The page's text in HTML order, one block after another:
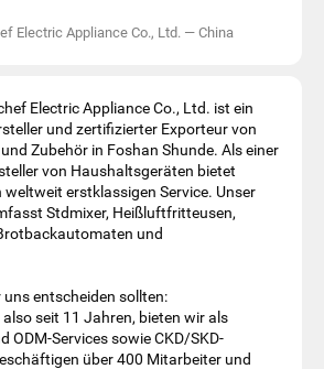
Electric Appliance Co., Ltd. — China
Electric Appliance Co., Ltd. ist ein
und zertifizierter Exporteur von
Zubehör in Foshan Shunde. Als einer
von Haushaltsgeräten bietet
weltweit erstklassigen Service. Unser
Stdmixer, Heißluftfritteusen,
und
uns entscheiden sollten:
also seit 11 Jahren, bieten wir als
ODM-Services sowie CKD/SKD-
über 400 Mitarbeiter und